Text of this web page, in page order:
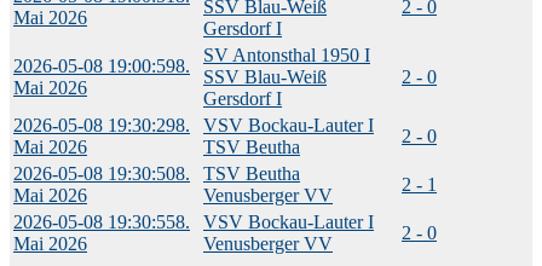
Mai 2026
SSV Blau-Weiß
Gersdorf I
2 - 0
2026-05-08 19:00:598.
Mai 2026
SV Antonsthal 1950 I
SSV Blau-Weiß
Gersdorf I
2 - 0
2026-05-08 19:30:298.
Mai 2026
VSV Bockau-Lauter I
TSV Beutha
2 - 0
2026-05-08 19:30:508.
Mai 2026
TSV Beutha
Venusberger VV
2 - 1
2026-05-08 19:30:558.
Mai 2026
VSV Bockau-Lauter I
Venusberger VV
2 - 0